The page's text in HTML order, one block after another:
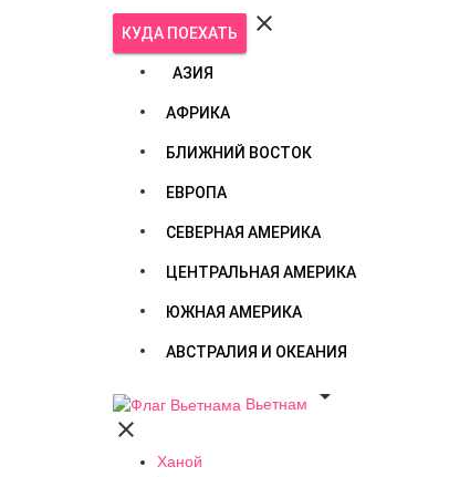
КУДА ПОЕХАТЬ 
АЗИЯ
АФРИКА
БЛИЖНИЙ ВОСТОК
ЕВРОПА
СЕВЕРНАЯ АМЕРИКА
ЦЕНТРАЛЬНАЯ АМЕРИКА
ЮЖНАЯ АМЕРИКА
АВСТРАЛИЯ И ОКЕАНИЯ
Вьетнам


Ханой